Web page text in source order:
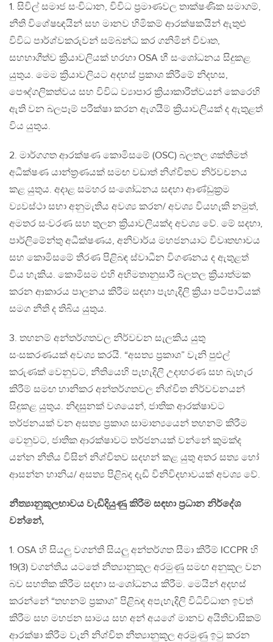
1. සිවිල් සමාජ සංවිධාන, විවිධ ප්‍රමාණවල තාක්ෂණික සමාගම්,
නීති විශේෂඥයින් සහ මානව හිමිකම් ආරක්ෂකයින් ඇතුළු
විවිධ පාර්ශ්වකරුවන් සම්බන්ධ කර ගනිමින් විවෘත,
සහභාගීත්ව ක්‍රියාවලියක් හරහා OSA හී සංශෝධනය සිදුකළ
යුතුය. මෙම ක්‍රියාවලියට අදහස් ප්‍රකාශ කිරීමේ නිදහස,
පෞද්ගලිකත්වය සහ විවිධ ව්‍යාපාර ක්‍රියාකාරීත්වයන් කෙරෙහි
ඇති වන බලපෑම් පරීක්ෂා කරන ඇගයීම් ක්‍රියාවලියක් ද ඇතුළත්
විය යුතුය.
2. මාර්ගගත ආරක්ෂණ කොමිසමේ (OSC) බලතල ශක්තිමත්
අධීක්ෂණ යාන්ත්‍රණයක් සමඟ වඩාත් නිශ්චිතව නිර්වචනය
කළ යුතුය. අදාළ සමහර සංශෝධනය සඳහා ආණ්ඩුක්‍රම
ව්‍යවස්ථා සභා අනුමැතිය අවශ්‍ය කරන/ අවශ්‍ය වියහැකි නමුත්,
අමතර සංවරණ සහ තුලන ක්‍රියාවලියක්ද අවශ්‍ය වේ. මේ සදහා,
පාර්ලිමේන්තු අධීක්ෂණය, අනිවාර්ය මහජනයාට විවෘතභාවය
සහ කොමිසමේ තීරණ පිළිබඳ ස්වාධීන විගණනය ද ඇතුළත්
විය හැකිය. කොමිසම එහි අභිමතානුසාරී බලතල ක්‍රියාත්මක
කරන ආකාරය පාලනය කිරීම සඳහා පැහැදිලි ක්‍රියා පටිපාටියක්
සමග නීති ද තිබිය යුතුය.
3. තහනම් අන්තර්ගතවල නිර්වචන සැලකිය යුතු
සංසකරණයක් අවශ්‍ය කරයි. “අසත්‍ය ප්‍රකාශ” වැනි පුළුල්
කරුණක් වෙනුවට, නීතියෙහි පැහැදිලි උදාහරණ සහ බැහැර
කිරීම් සමඟ හානිකර අන්තර්ගතවල නිශ්චිත නිර්වචනයන්
සිදුකළ යුතුය. නිදසුනක් වශයෙන්, ජාතික ආරක්ෂාවට
තර්ජනයක් වන අසත්‍ය ප්‍රකාශ සාමාන්‍යයෙන් තහනම් කිරීම
වෙනුවට, ජාතික ආරක්ෂාවට තර්ජනයක් වන්නේ කුමක්ද
යන්න නීතිය විසින් නිශ්චිතව සදහන් කළ යුතු අතර සත්‍ය හෝ
ආසන්න හානිය/ අසත්‍ය පිළිබද දැඩි විනිවිදභාවයක් අවශ්‍ය වේ.
නීත්‍යානුකූලභාවය වැඩිදියුණු කිරීම සඳහා ප්‍රධාන නිර්දේශ
වන්නේ,
1. OSA හි සියලු වගන්ති සියලු අන්තර්ගත සීමා කිරීම් ICCPR හි
19(3) වගන්තිය යටතේ නීත්‍යානුකූල අරමුණු සමඟ අනුකූල වන
බව සහතික කිරීම සඳහා සංශෝධනය කිරීම. මෙයින් අදහස්
කරන්නේ “තහනම් ප්‍රකාශ” පිළිබඳ අපැහැදිලි විධිවිධාන ඉවත්
කිරීම සහ මහජන සාමය සහ අන් අයගේ මානව අයිතිවාසිකම්
ආරක්ෂා කිරීම වැනි නිශ්චිත නීත්‍යානුකූල අරමුණු ඉටු කරන